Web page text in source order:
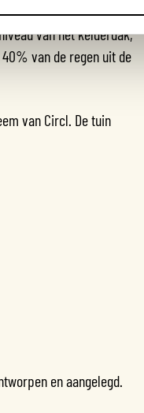
gaan naar een
van het kelderdak,
van de regen uit de
van Circl. De tuin
en aangelegd.